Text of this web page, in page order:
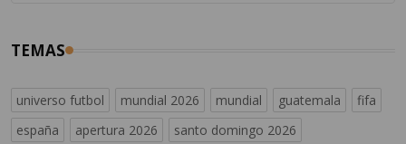
TEMAS
universo futbol mundial 2026 mundial guatemala
fifa
españa
apertura 2026
santo domingo 2026